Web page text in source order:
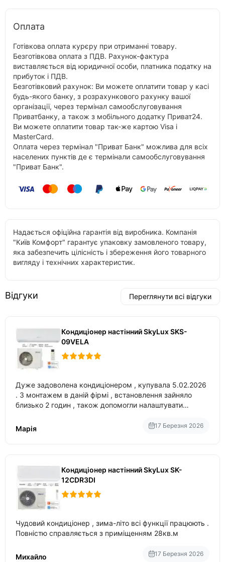
Оплата
Готівкова оплата курєру при отриманні товару.
Безготівкова оплата з ПДВ. Рахунок-фактура
виставляється від юридичної особи, платника податку на
прибуток і ПДВ.
Безготівковий рахунок: Ви можете оплатити товар у касі
будь-якого банку, з розрахункового рахунку вашої
організації, через термінал самообслуговування
Приватбанку, а також з мобільного додатку Приват24.
Ви можете оплатити товар так-же картою Visa і
MasterCard.
Оплата через термінал "Приват Банк" можлива для всіх
населених пунктів де є термінали самообслуговування
"Приват Банк".
Надається офіційна гарантія від виробника. Компанія
"Київ Комфорт" гарантує упаковку замовленого товару,
яка забезпечить цілісність і збереження його товарного
вигляду і технічних характеристик.
Відгуки Переглянути всі відгуки
Кондиціонер настінний SkyLux SKS-
09VELA
Дуже задоволена кондиціонером , купувала 5.02.2026
. З монтажем в даній фірмі , встановлення зайняло
близько 2 годин , також допомогли налаштувати
Марія
17 Березня 2026
Кондиціонер настінний SkyLux SK-
12CDR3DI
Чудовий кондиціонер , зима-літо всі функції працюють .
Повністю справляється з приміщенням 28кв.м
Михайло 17 Березня 2026